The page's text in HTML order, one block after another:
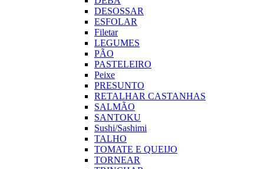
DESOSSAR
ESFOLAR
Filetar
LEGUMES
PÃO
PASTELEIRO
Peixe
PRESUNTO
RETALHAR CASTANHAS
SALMÃO
SANTOKU
Sushi/Sashimi
TALHO
TOMATE E QUEIJO
TORNEAR